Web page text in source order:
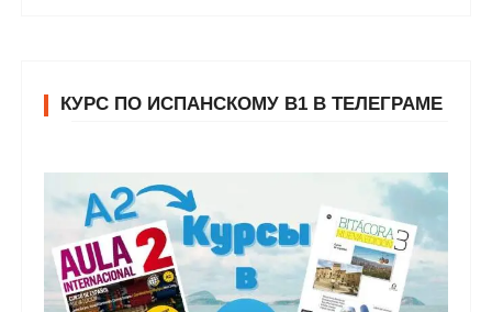
КУРС ПО ИСПАНСКОМУ В1 В ТЕЛЕГРАМЕ